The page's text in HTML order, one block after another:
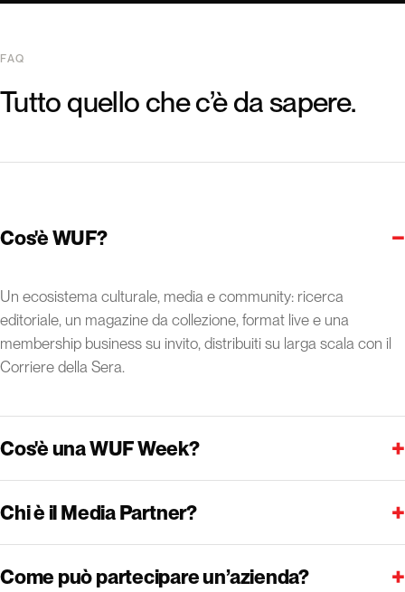
FAQ
Tutto quello che c’è da sapere.
Cos'è WUF? −
Un ecosistema culturale, media e community: ricerca
editoriale, un magazine da collezione, format live e una
membership business su invito, distribuiti su larga scala con il
Corriere della Sera.
Cos'è una WUF Week? +
Chi è il Media Partner? +
Come può partecipare un’azienda? +